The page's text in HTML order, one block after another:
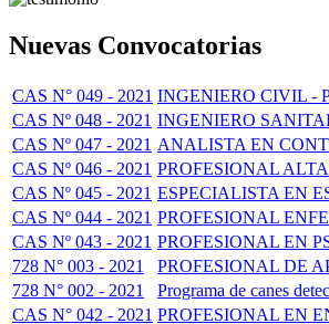
Nuevas Convocatorias
CAS N° 049 - 2021 INGENIERO CIVIL -
CAS Nº 048 - 2021 INGENIERO
CAS Nº 047 - 2021 ANALISTA EN
CAS Nº 046 - 2021 PROFESIONAL
CAS Nº 045 - 2021 ESPECIALISTA EN
CAS Nº 044 - 2021 PROFESIONAL
CAS Nº 043 - 2021 PROFESIONAL EN
728 N° 003 - 2021
PROFESIONAL DE
728 N° 002 - 2021
Programa de canes
CAS N° 042 - 2021 PROFESIONAL EN